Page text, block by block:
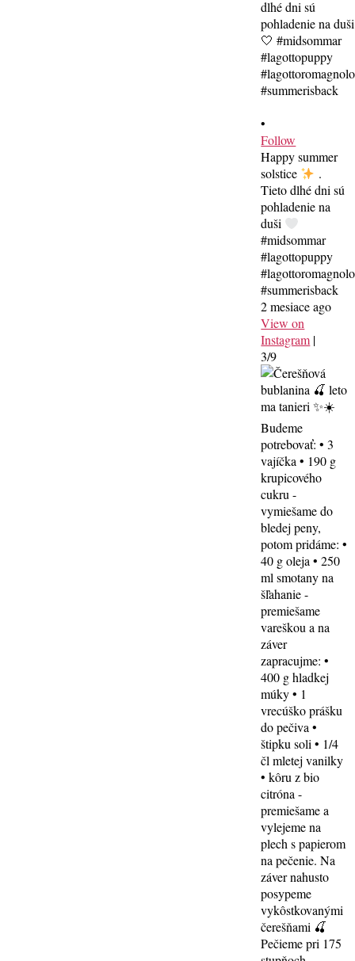
•
Follow
Happy summer
solstice
.
Tieto dlhé dni sú
pohladenie na
duši
#midsommar
#lagottopuppy
#lagottoromagnolo
#summerisback
2 mesiace ago
View on
Instagram |
3/9